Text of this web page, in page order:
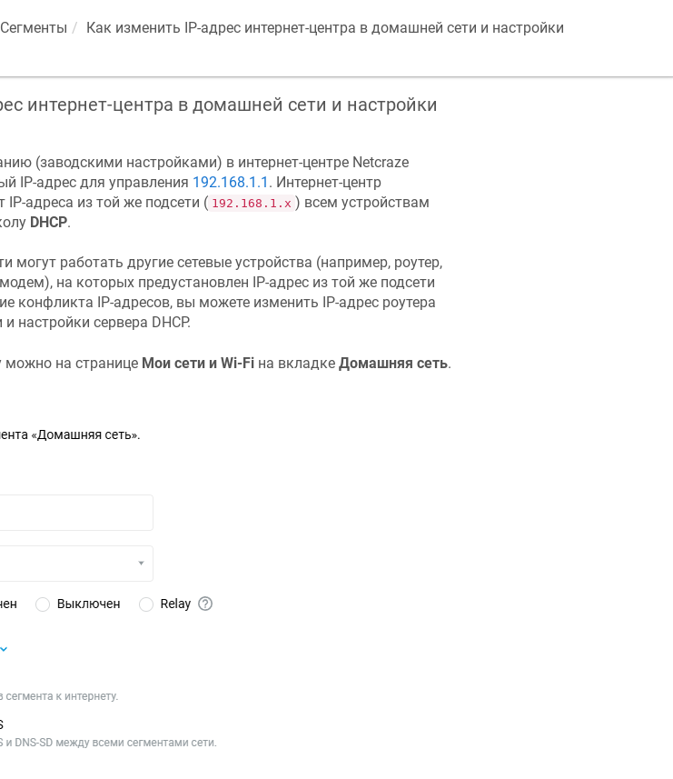
Сегменты
Как изменить IP-адрес интернет-центра в домашней сети и настройки
интернет-центра в домашней сети и настройки
(заводскими настройками) в интернет-центре Netcraze
IP-адрес для управления 192.168.1.1 . Интернет-центр
IP-адреса из той же подсети ( 192.168.1.x ) всем устройствам
DHCP.
могут работать другие сетевые устройства (например, роутер,
на которых предустановлен IP-адрес из той же подсети
конфликта IP-адресов, вы можете изменить IP-адрес роутера
настройки сервера DHCP.
можно на странице Мои сети и Wi-Fiна вкладке Домашняя сеть.